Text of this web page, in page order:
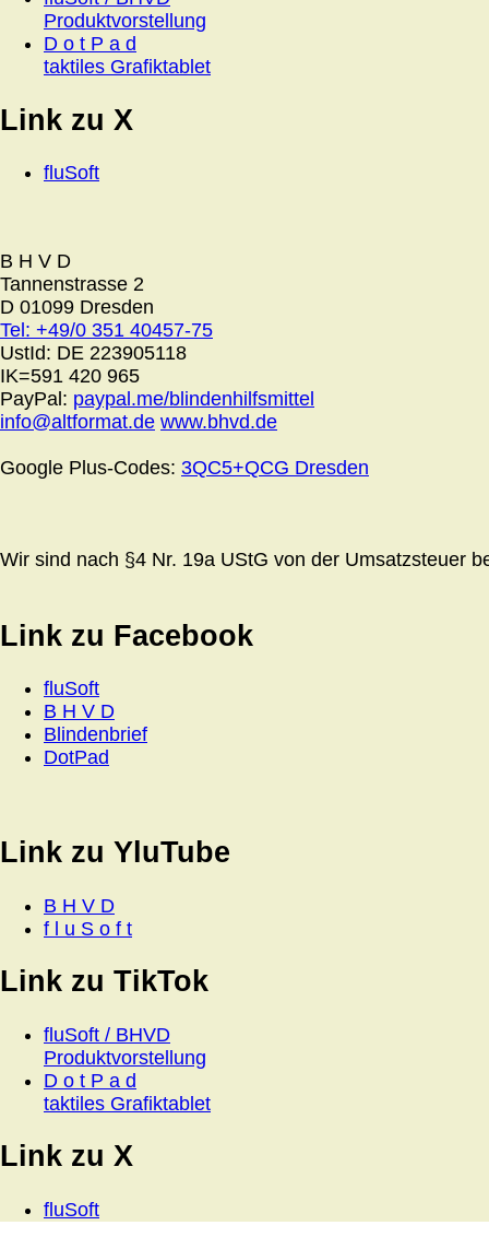
Produktvorstellung
D o t P a d
taktiles Grafiktablet
Link zu X
fluSoft
B H V D
Tannenstrasse 2
D 01099 Dresden
Tel: +49/0 351 40457-75
UstId: DE 223905118
IK=591 420 965
PayPal: paypal.me/blindenhilfsmittel
info@altformat.de www.bhvd.de
Google Plus-Codes: 3QC5+QCG Dresden
Wir sind nach §4 Nr. 19a UStG von der Umsatzsteuer
Link zu Facebook
fluSoft
B H V D
Blindenbrief
DotPad
Link zu YluTube
B H V D
f l u S o f t
Link zu TikTok
fluSoft / BHVD
Produktvorstellung
D o t P a d
taktiles Grafiktablet
Link zu X
fluSoft